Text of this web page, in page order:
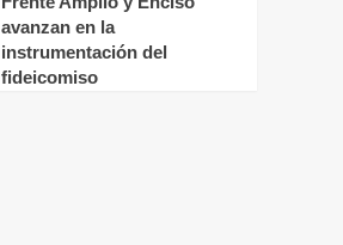
avanzan en la
instrumentación del
fideicomiso